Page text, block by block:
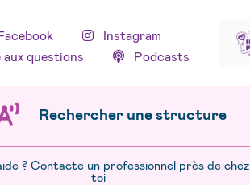
Instagram
aux questions
Podcasts
Rechercher une structure
? Contacte un professionnel près de chez
toi